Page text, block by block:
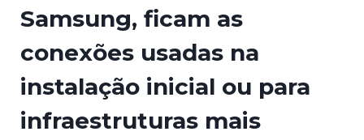
Samsung, ficam as
conexões usadas na
instalação inicial ou para
infraestruturas mais